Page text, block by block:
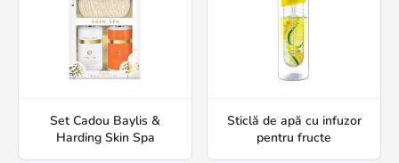
Set Cadou Baylis &
Harding Skin Spa
Sticlă de apă cu infuzor
pentru fructe